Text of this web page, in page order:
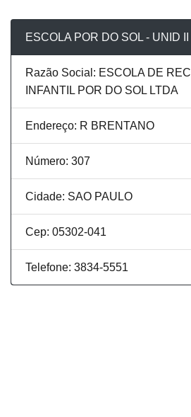
ESCOLA POR DO SOL - UNID II
Razão Social: ESCOLA DE
INFANTIL POR DO SOL LTDA
Endereço: R BRENTANO
Número: 307
Cidade: SAO PAULO
Cep: 05302-041
Telefone: 3834-5551